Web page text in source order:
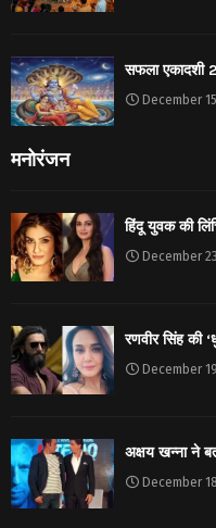
सफला एकादशी
December
मनोरंजन
हिंदू युवक की
December
रणवीर सिंह की
December
अक्षय खन्ना ने
December